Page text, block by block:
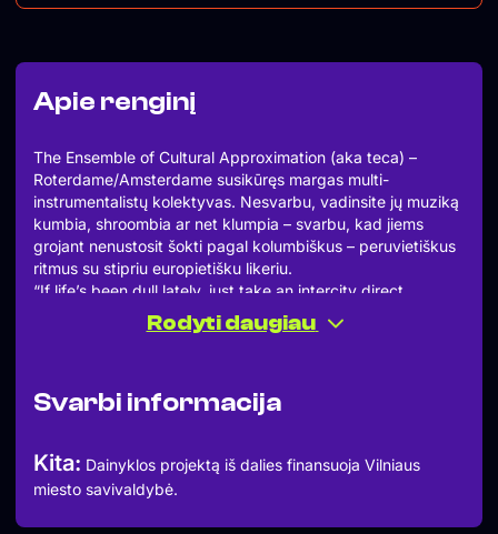
Apie renginį
The Ensemble of Cultural Approximation (aka teca) –
Roterdame/Amsterdame susikūręs margas multi-
instrumentalistų kolektyvas. Nesvarbu, vadinsite jų muziką
kumbia, shroombia ar net klumpia – svarbu, kad jiems
grojant nenustosit šokti pagal kolumbiškus – peruvietiškus
ritmus su stipriu europietišku likeriu.
“If life’s been dull lately, just take an intercity direct
between Rotterdam and Amsterdam, where in the fun
wagon you can put a 3 euro coin in a whimsical jukebox. It
oozing through your veins and your feet approximately
TECA isn’t just a band. It’s the sound of the shroombia. It’s
a minibar!”
Rodyti daugiau
Svarbi informacija
Kita: Dainyklos projektą iš dalies finansuoja Vilniaus
miesto savivaldybė.